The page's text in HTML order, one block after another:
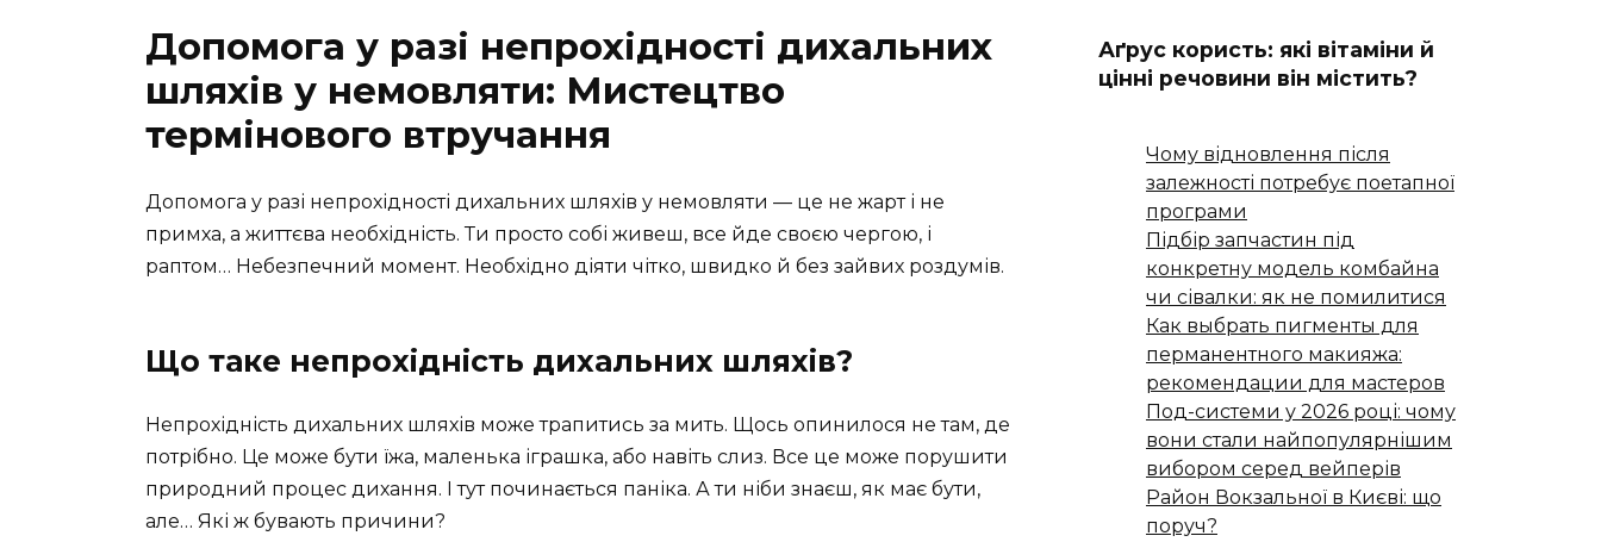
Допомога у разі непрохідності дихальних
шляхів у немовляти: Мистецтво
термінового втручання
Допомога у разі непрохідності дихальних шляхів у немовляти — це не жарт і не
примха, а життєва необхідність. Ти просто собі живеш, все йде своєю чергою, і
раптом… Небезпечний момент. Необхідно діяти чітко, швидко й без зайвих роздумів.
Що таке непрохідність дихальних шляхів?
Непрохідність дихальних шляхів може трапитись за мить. Щось опинилося не там, де
потрібно. Це може бути їжа, маленька іграшка, або навіть слиз. Все це може порушити
природний процес дихання. І тут починається паніка. А ти ніби знаєш, як має бути,
але… Які ж бувають причини?
Аґрус користь: які вітаміни й
цінні речовини він містить?
Чому відновлення після
залежності потребує поетапної
програми
Підбір запчастин під
конкретну модель комбайна
чи сівалки: як не помилитися
Как выбрать пигменты для
перманентного макияжа:
рекомендации для мастеров
Под-системи у 2026 році: чому
вони стали найпопулярнішим
вибором серед вейперів
Район Вокзальної в Києві: що
поруч?